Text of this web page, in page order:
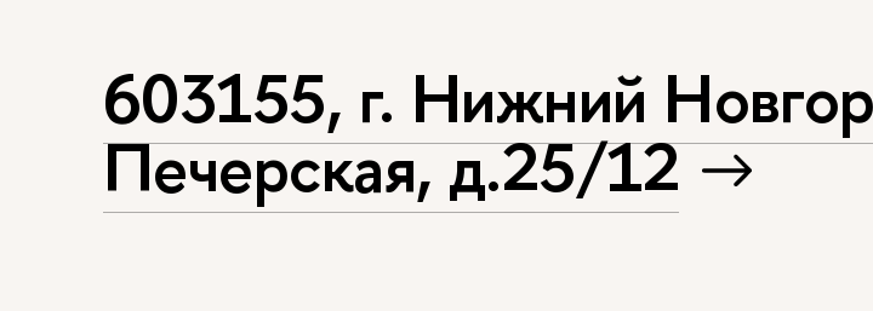
603155, г. Нижний
Печерская, д.25/12